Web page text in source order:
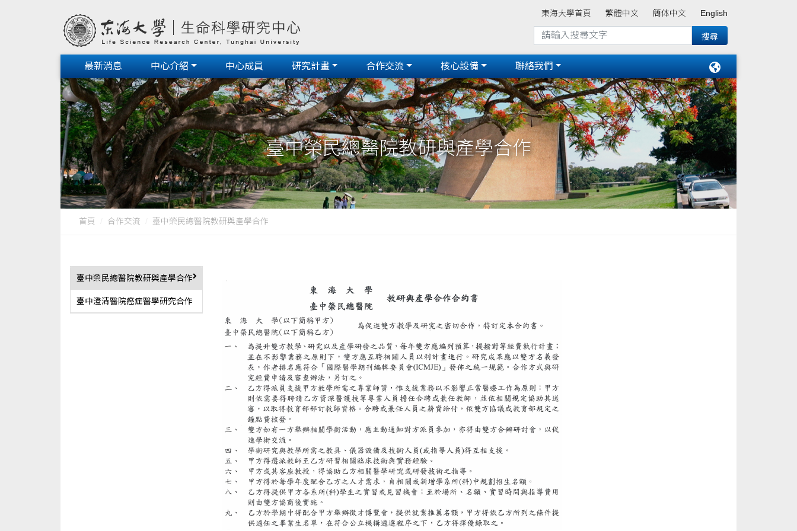
東海大學首頁 繁體中文 簡体中文 English
最新消息 中心介紹 中心成員 研究計畫 合作交流 核心設備 聯絡我們
臺中榮民總醫院教研與產學合作
首頁 合作交流 臺中榮民總醫院教研與產學合作
臺中榮民總醫院教研與產學合作
臺中澄清醫院癌症醫學研究合作